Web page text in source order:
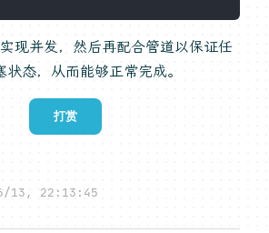
现并发，然后再配合管道以保证任
态，从而能够正常完成。
打赏
13, 22:13:45